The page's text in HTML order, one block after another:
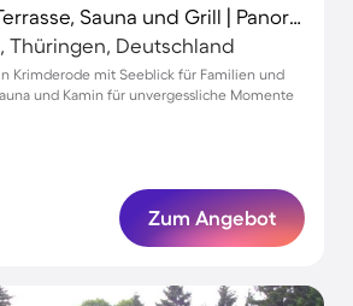
Bungalow mit Terrasse, Sauna und Grill | Panoramablick
Thüringen, Deutschland
Krimderode mit Seeblick für Familien und
und Kamin für unvergessliche Momente
Zum Angebot